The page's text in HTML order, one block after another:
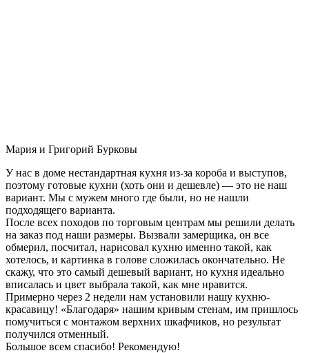
Мария и Григорий Бурковы
У нас в доме нестандартная кухня из-за короба и выступов,
поэтому готовые кухни (хоть они и дешевле) — это не наш
вариант. Мы с мужем много где были, но не нашли
подходящего варианта.
После всех походов по торговым центрам мы решили делать
на заказ под наши размеры. Вызвали замерщика, он все
обмерил, посчитал, нарисовал кухню именно такой, как
хотелось, и картинка в голове сложилась окончательно. Не
скажу, что это самый дешевый вариант, но кухня идеально
вписалась и цвет выбрала такой, как мне нравится.
Примерно через 2 недели нам установили нашу кухню-
красавицу! «Благодаря» нашим кривым стенам, им пришлось
помучиться с монтажом верхних шкафчиков, но результат
получился отменный.
Большое всем спасибо! Рекомендую!